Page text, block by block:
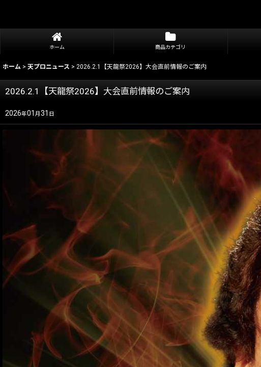
ホーム 商品カテゴリ
ホーム > 天プロニュース > 2026.2.1【天龍祭2026】大会直前情報のご案内
2026.2.1【天龍祭2026】大会直前情報のご案内
2026年01 月 31 日